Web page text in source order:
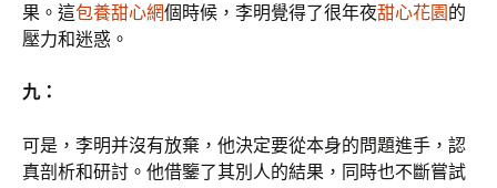
果。這包養甜心網個時候，李明覺得了很年夜甜心花園的
壓力和迷惑。
九：
可是，李明并沒有放棄，他決定要從本身的問題進手，認
真剖析和研討。他借鑒了其別人的結果，同時也不斷嘗試